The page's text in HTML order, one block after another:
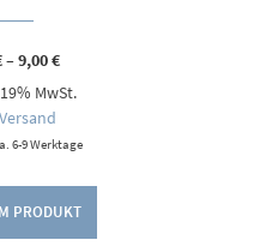
–9,00€Preisspanne:
bis
MwSt.
Versand
6-9 Werktage
PRODUKT